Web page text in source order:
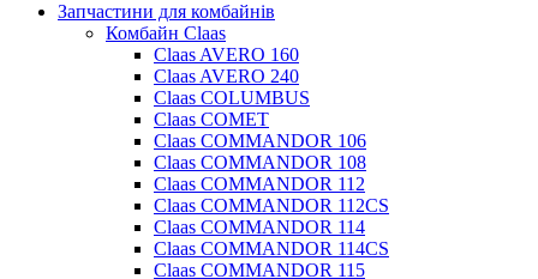
Запчастини для комбайнів
Комбайн Claas
Claas AVERO 160
Claas AVERO 240
Claas COLUMBUS
Claas COMET
Claas COMMANDOR 106
Claas COMMANDOR 108
Claas COMMANDOR 112
Claas COMMANDOR 112CS
Claas COMMANDOR 114
Claas COMMANDOR 114CS
Claas COMMANDOR 115